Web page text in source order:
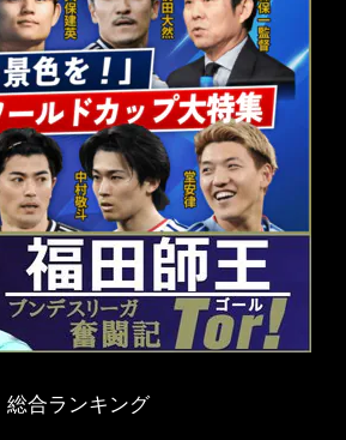
総合ランキング